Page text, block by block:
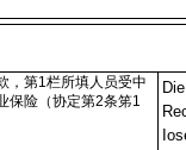
，第1栏所填人员受中
保险（协定第2条笫1